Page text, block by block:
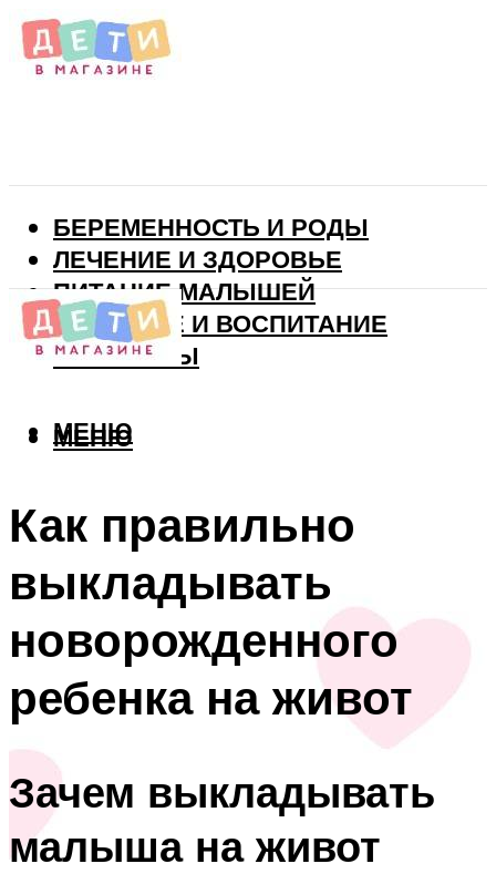
БЕРЕМЕННОСТЬ И РОДЫ
ЛЕЧЕНИЕ И ЗДОРОВЬЕ
ПИТАНИЕ МАЛЫШЕЙ
РАЗВИТИЕ И ВОСПИТАНИЕ
ВИТАМИНЫ
МЕНЮ
МЕНЮ
Как правильно
выкладывать
новорожденного
ребенка на живот
Зачем выкладывать
малыша на живот